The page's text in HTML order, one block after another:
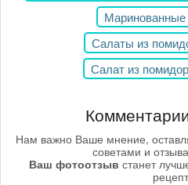
Салаты из
Салат из
Нам важно Ваше мнение,
советами и
Ваш фотоотзыв станет